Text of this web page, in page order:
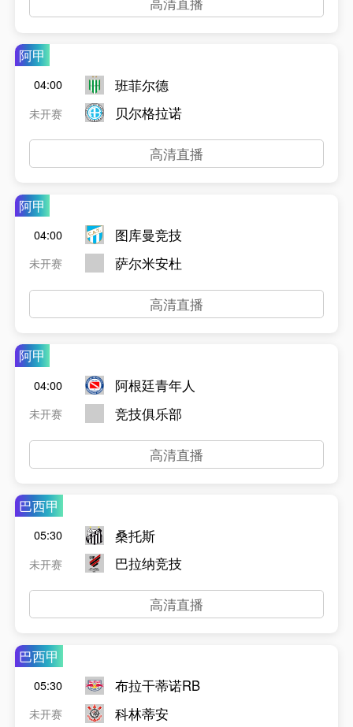
阿甲
04:00
未开赛
班菲尔德
贝尔格拉诺
高清直播
阿甲
04:00
未开赛
图库曼竞技
萨尔米安杜
高清直播
阿甲
04:00
未开赛
阿根廷青年人
竞技俱乐部
高清直播
巴西甲
05:30
未开赛
桑托斯
巴拉纳竞技
高清直播
巴西甲
05:30
未开赛
布拉干蒂诺RB
科林蒂安